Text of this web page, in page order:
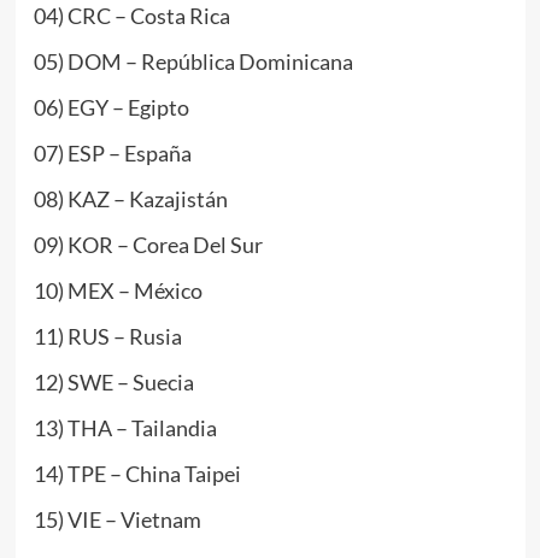
04) CRC – Costa Rica
05) DOM – República Dominicana
06) EGY – Egipto
07) ESP – España
08) KAZ – Kazajistán
09) KOR – Corea Del Sur
10) MEX – México
11) RUS – Rusia
12) SWE – Suecia
13) THA – Tailandia
14) TPE – China Taipei
15) VIE – Vietnam